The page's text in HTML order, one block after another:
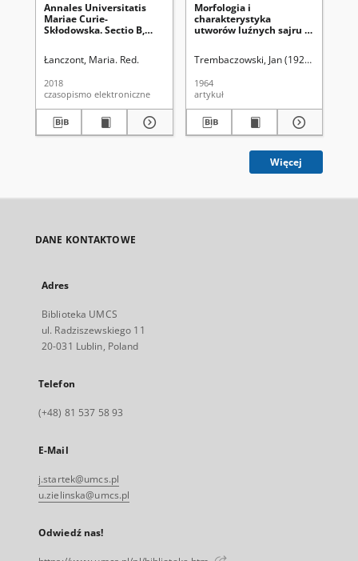
Annales Universitatis
Mariae Curie-
Skłodowska. Sectio B,
Petrographia Vol. 73
Łanczont, Maria. Red.
2018
czasopismo elektroniczne
Morfologia i
charakterystyka
utworów luźnych sajru w
Trembaczowski, Jan (1920-1998).
1964
artykuł
Więcej
DANE KONTAKTOWE
Adres
Biblioteka UMCS
ul. Radziszewskiego 11
20-031 Lublin, Poland
Telefon
(+48) 81 537 58 93
E-Mail
j.startek@umcs.pl
u.zielinska@umcs.pl
Odwiedź nas!